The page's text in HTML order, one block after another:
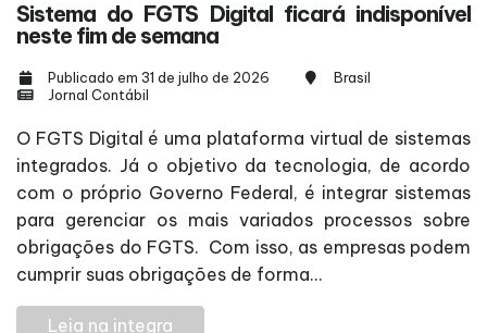
Sistema do FGTS Digital ficará indisponível
neste fim de semana
Publicado em 31 de julho de 2026
Brasil
Jornal Contábil
O FGTS Digital é uma plataforma virtual de sistemas
integrados. Já o objetivo da tecnologia, de acordo
com o próprio Governo Federal, é integrar sistemas
para gerenciar os mais variados processos sobre
obrigações do FGTS. Com isso, as empresas podem
cumprir suas obrigações de forma...
Leia na integra